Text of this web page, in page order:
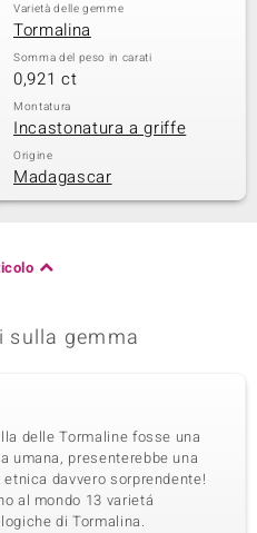
Varietà delle gemme
Tormalina
Somma del peso in carati
0,921 ct
Montatura
Incastonatura a griffe
Origine
Madagascar
gemma
delle Tormaline fosse una
umana, presenterebbe una
davvero sorprendente!
al mondo 13 varietá
di Tormalina.